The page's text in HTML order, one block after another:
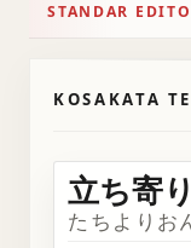
STANDAR
KOSAKATA
立ち寄
たちよりお